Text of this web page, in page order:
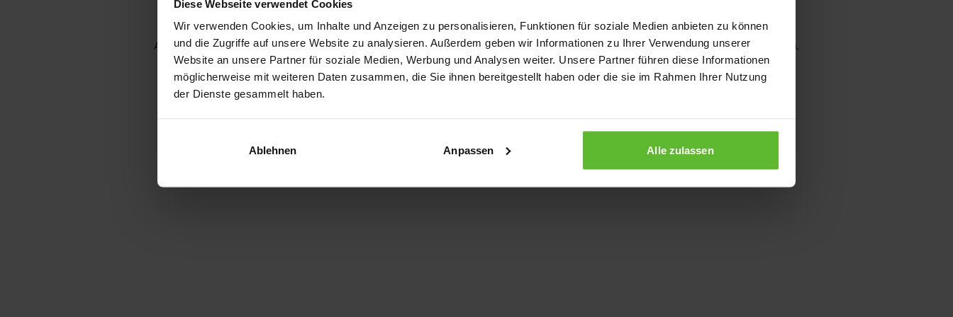
Diese Webseite verwendet Cookies
Wir verwenden Cookies, um Inhalte und Anzeigen zu personalisieren, Funktionen für soziale Medien anbieten zu können
und die Zugriffe auf unsere Website zu analysieren. Außerdem geben wir Informationen zu Ihrer Verwendung unserer
Website an unsere Partner für soziale Medien, Werbung und Analysen weiter. Unsere Partner führen diese Informationen
möglicherweise mit weiteren Daten zusammen, die Sie ihnen bereitgestellt haben oder die sie im Rahmen Ihrer Nutzung
der Dienste gesammelt haben.
Ablehnen Anpassen Alle zulassen
Application error: a client-side exception has occurred while loading www.kurzwego.de (see the browser console for more information).